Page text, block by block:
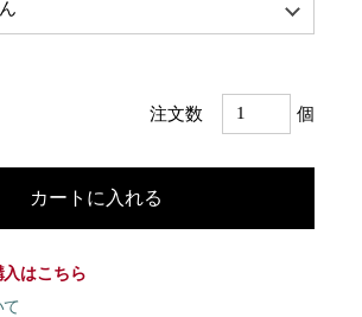
注文数 個
カートに入れる
はこちら